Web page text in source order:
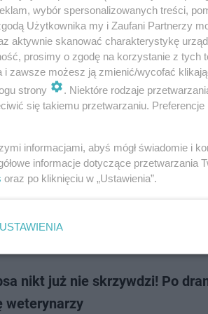
drodze wojewódzkiej nr 815 w powiecie
drogowego. Trz…
areszt dl 22-latka za znęcanie
w Gdyni zdecydował w piątek, że
i publikował materiały o tym na portalach
nikt już nie skrzywdzi! Po
weterynarzy
wybór spersonalizowanych treści,
Użytkownika my i Zaufani Partnerzy
aktywnie skanować charakterystykę
prosimy o zgodę na korzystanie z tych
i zawsze możesz ją zmienić/wycofać
strony
. Niektóre rodzaje
się takiemu przetwarzaniu. Preferencje
informacjami, abyś mógł świadomie i
informacje dotyczące przetwarzania
oraz po kliknięciu w „Ustawienia”.
USTAWIENIA